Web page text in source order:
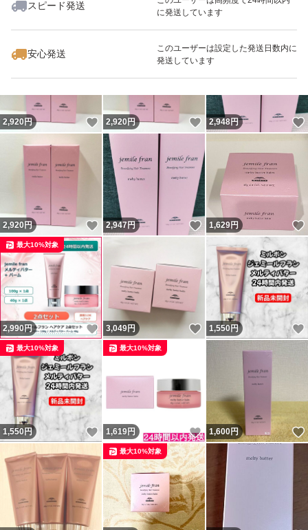
スピード発送
に発送しています
安心発送
このユーザーは設定した発送日数内に
発送しています
いいね！
2,990
2,920円 いいね！
2,920円 いいね！
2,948円
2,920円 いいね！
2,947円 いいね！
1,629円
2,990円 いいね！
最大10%対象
3,049円 いいね！
1,550円
1,550円 いいね！
最大10%対象
1,619円 いいね！
最大10%対象
1,600円
最大10%対象